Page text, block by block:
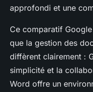
approfondi et une
Ce comparatif
que la gestion des
diffèrent clairement :
simplicité et la
Word offre un